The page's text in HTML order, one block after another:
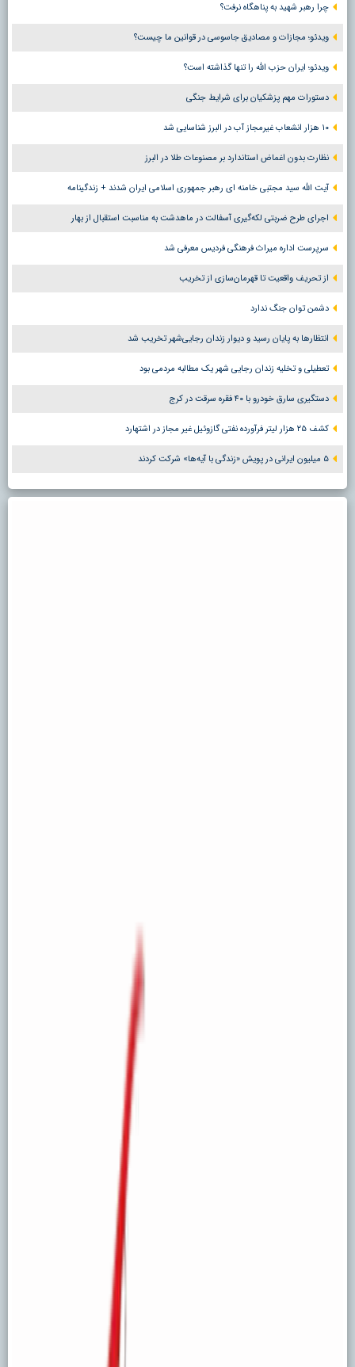
چرا رهبر شهید به پناهگاه نرفت؟
ویدئو؛ مجازات و مصادیق جاسوسی در قوانین ما چیست؟
ویدئو؛ ایران حزب الله را تنها گذاشته است؟
دستورات مهم پزشکیان برای شرایط جنگی
۱۰ هزار انشعاب غیرمجاز آب در البرز شناسایی شد
نظارت بدون اغماض استاندارد بر مصنوعات طلا در البرز
آیت الله سید مجتبی خامنه ای رهبر جمهوری اسلامی ایران شدند + زندگینامه
اجرای طرح ضربتی لکه‌گیری آسفالت در ماهدشت به مناسبت استقبال از بهار
سرپرست اداره میراث فرهنگی فردیس معرفی شد
از تحریف واقعیت تا قهرمان‌سازی از تخریب
دشمن توان جنگ ندارد
انتظارها به پایان رسید و دیوار زندان رجایی‌شهر تخریب شد
تعطیلی و تخلیه زندان رجایی شهر یک مطالبه مردمی بود
دستگیری سارق خودرو با ۴۰ فقره سرقت در کرج
کشف ۲۵ هزار لیتر فرآورده نفتی گازوئیل غیر مجاز در اشتهارد
۵ میلیون ایرانی در پویش «زندگی با آیه‌ها» شرکت کردند